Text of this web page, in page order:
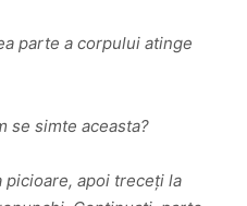
parte a corpului atinge
se simte aceasta?
apoi treceți la